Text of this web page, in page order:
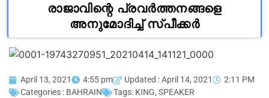
രാജാവിന്റെ പ്രവർത്തനങ്ങളെ
അനുമോദിച്ച് സ്‌പീക്കർ
April 13, 2021 4:55 pm Updated : April 14, 2021
2:11 PM
Categories : BAHRAIN Tags: KING, SPEAKER